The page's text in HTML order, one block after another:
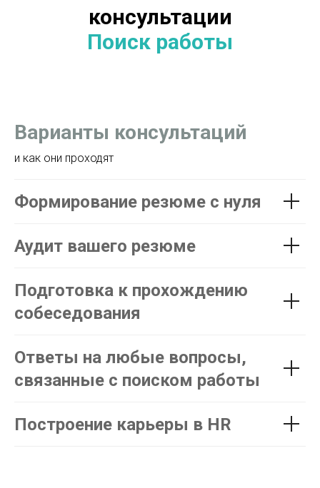
консультации
Поиск работы
Варианты консультаций
и как они проходят
Формирование резюме с нуля
Аудит вашего резюме
Подготовка к прохождению
собеседования
Ответы на любые вопросы,
связанные с поиском работы
Построение карьеры в HR